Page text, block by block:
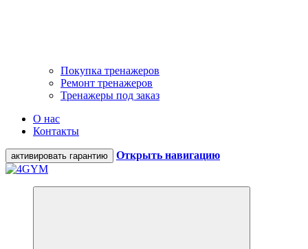
Покупка тренажеров
Ремонт тренажеров
Тренажеры под заказ
О нас
Контакты
активировать гарантию Открыть навигацию